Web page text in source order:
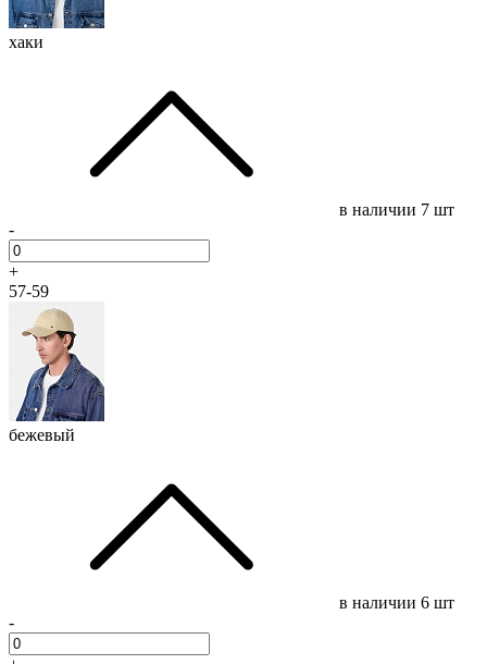
хаки
в наличии 7 шт
-
+
57-59
бежевый
в наличии 6 шт
-